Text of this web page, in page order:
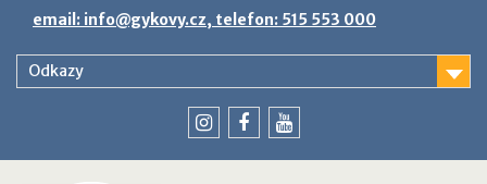
content
email: info@gykovy.cz, telefon: 515 553 000
Odkazy